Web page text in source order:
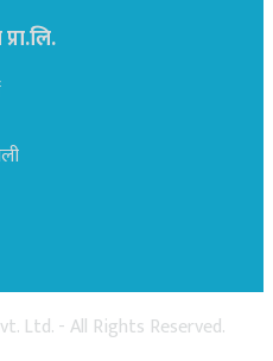
Ltd. - All Rights Reserved.